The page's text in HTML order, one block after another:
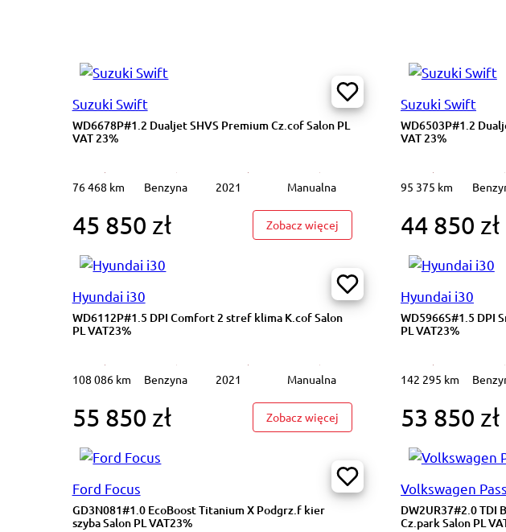
Suzuki Swift
WD6678P#1.2 Dualjet SHVS Premium Cz.cof Salon PL
VAT 23%
76 468 km Benzyna 2021 Manualna
45 850 zł Zobacz więcej: WD6678P#1.2 Dualjet SHVS
Suzuki Swift
WD6503P#1.2
VAT 23%
95 375 km
44 850 zł
Hyundai i30
WD6112P#1.5 DPI Comfort 2 stref klima K.cof Salon
PL VAT23%
108 086 km Benzyna 2021 Manualna
55 850 zł Zobacz więcej: WD6112P#1.5 DPI Comfort 2
Hyundai i30
WD5966S#1.5 DPI
PL VAT23%
142 295 km
53 850 zł
Ford Focus
GD3N081#1.0 EcoBoost Titanium X Podgrz.f kier
szyba Salon PL VAT23%
Volkswagen
DW2UR37#2.0 TDI
Cz.park Salon PL